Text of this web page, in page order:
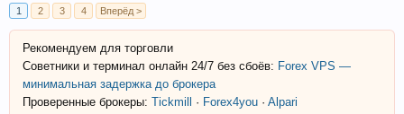
1 2 3 4 Вперёд >
Рекомендуем для торговли
Советники и терминал онлайн 24/7 без сбоёв: Forex VPS —
минимальная задержка до брокера
Проверенные брокеры: Tickmill · Forex4you · Alpari